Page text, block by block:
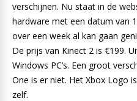
verschijnen. Nu staat in de
hardware met een datum van
over een week al kan gaan
De prijs van Kinect 2 is €199.
Windows PC’s. Een groot
One is er niet. Het Xbox Logo
zelf.